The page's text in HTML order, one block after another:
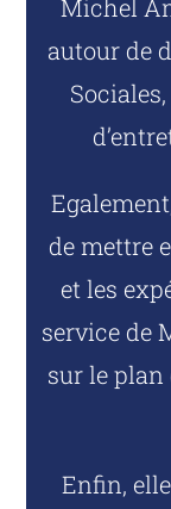
Michel
autour de
de mettre
et les
service de
sur le plan
Enfin,